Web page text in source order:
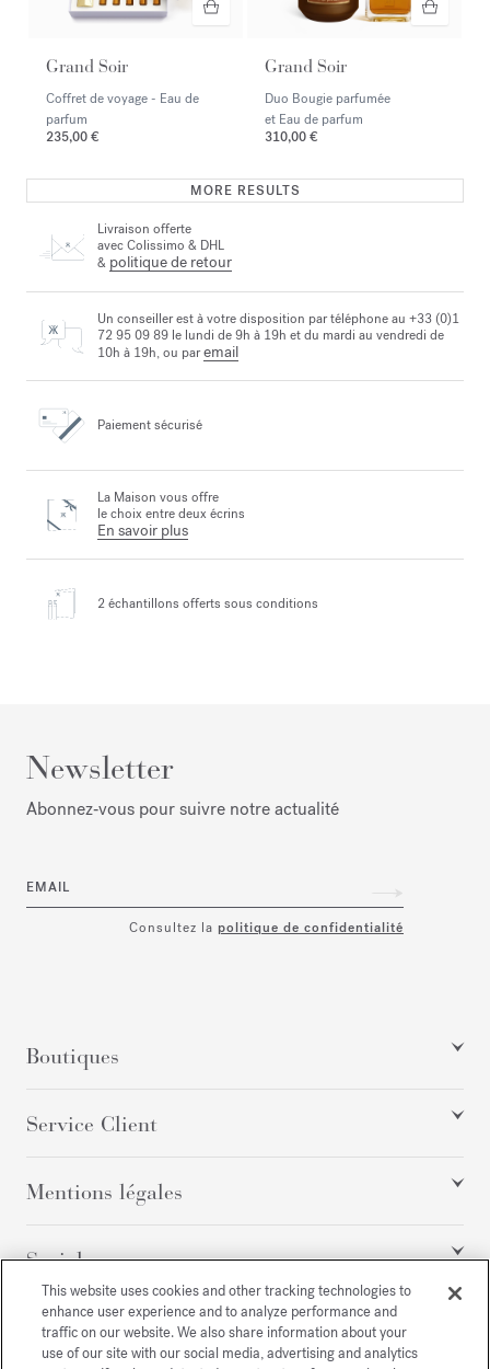
Grand Soir
Coffret de voyage - Eau de
parfum
235,00 €
Grand Soir
Duo Bougie parfumée
et Eau de parfum
310,00 €
MORE RESULTS
Livraison offerte
avec Colissimo & DHL
& politique de retour
Un conseiller est à votre disposition par téléphone au +33 (0)1
72 95 09 89 le lundi de 9h à 19h et du mardi au vendredi de
10h à 19h, ou paremail
Paiement sécurisé
La Maison vous offre
le choix entre deux écrins
En savoir plus
2 échantillons offerts sous conditions
Newsletter
Abonnez‑vous pour suivre notre actualité
EMAIL
Consultez la politique de confidentialité
Boutiques
Service Client
Mentions légales
Social
Tous droits réservés
This website uses cookies and other tracking technologies to
enhance user experience and to analyze performance and
traffic on our website. We also share information about your
use of our site with our social media, advertising and analytics